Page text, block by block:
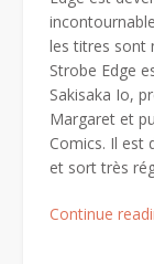
les titres sont
Strobe Edge
Sakisaka Io,
Margaret et
Comics. Il est
et sort très
Continue